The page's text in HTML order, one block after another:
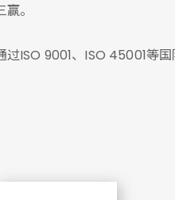
。
ISO 9001、ISO 45001等